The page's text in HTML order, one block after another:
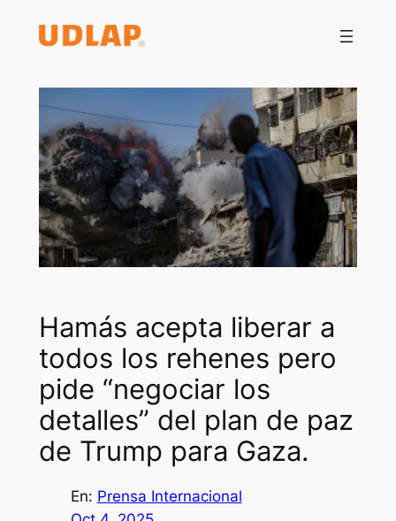
Hamás acepta liberar a
todos los rehenes pero
pide “negociar los
detalles” del plan de paz
de Trump para Gaza.
En: Prensa Internacional